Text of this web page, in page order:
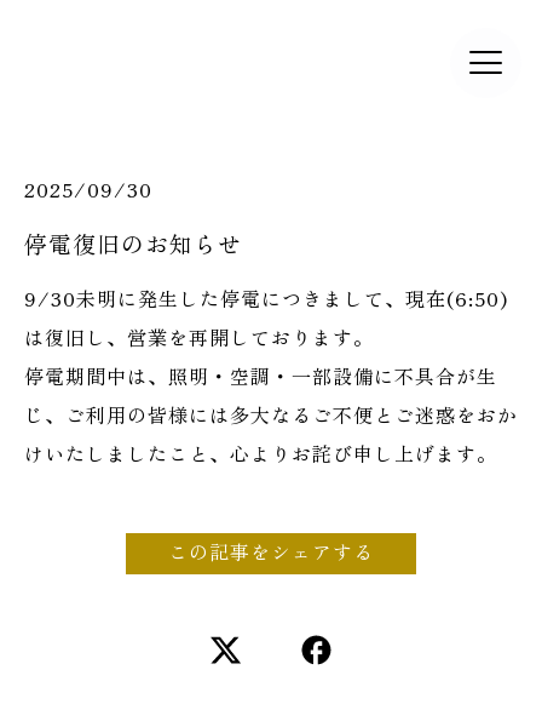
2025/09/30
停電復旧のお知らせ
9/30未明に発生した停電につきまして、現在(6:50)
は復旧し、営業を再開しております。
停電期間中は、照明・空調・一部設備に不具合が生
じ、ご利用の皆様には多大なるご不便とご迷惑をおか
けいたしましたこと、心よりお詫び申し上げます。
この記事をシェアする